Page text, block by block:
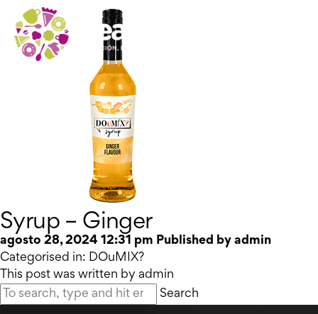
Syrup – Ginger
agosto 28, 2024 12:31 pm Published by admin
Categorised in: DOuMIX?
This post was written by admin
Search